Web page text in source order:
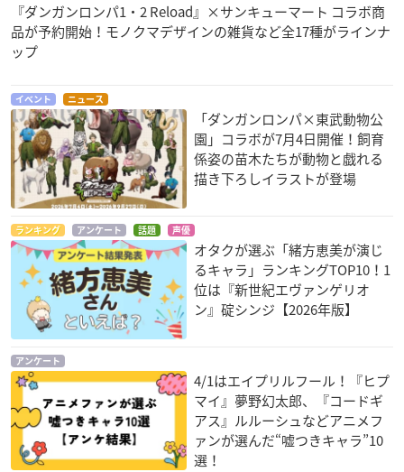
『ダンガンロンパ1・2 Reload』×サンキューマート コラボ商
品が予約開始！モノクマデザインの雑貨など全17種がラインナ
ップ
イベント ニュース
「ダンガンロンパ×東武動物公
園」コラボが7月4日開催！飼育
係姿の苗木たちが動物と戯れる
描き下ろしイラストが登場
ランキング アンケート 話題 声優
オタクが選ぶ「緒方恵美が演じ
るキャラ」ランキングTOP10！1
位は『新世紀エヴァンゲリオ
ン』碇シンジ【2026年版】
アンケート
4/1はエイプリルフール！『ヒプ
マイ』夢野幻太郎、『コードギ
アス』ルルーシュなどアニメフ
ァンが選んだ“嘘つきキャラ”10
選！